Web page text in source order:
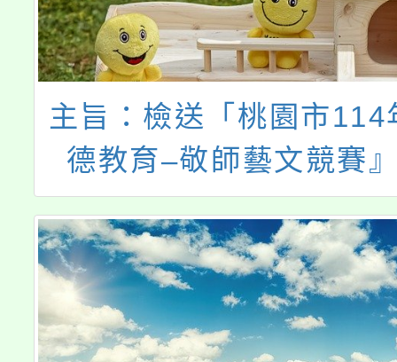
主旨：檢送「桃園市114
德教育–敬師藝文競賽
畫」1份，請貴校轉知所
名參與，請查照